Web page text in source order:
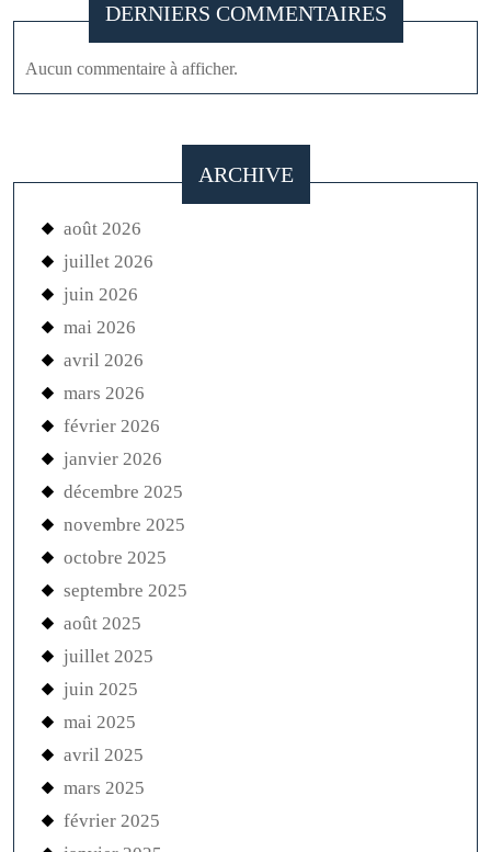
DERNIERS COMMENTAIRES
Aucun commentaire à afficher.
ARCHIVE
août 2026
juillet 2026
juin 2026
mai 2026
avril 2026
mars 2026
février 2026
janvier 2026
décembre 2025
novembre 2025
octobre 2025
septembre 2025
août 2025
juillet 2025
juin 2025
mai 2025
avril 2025
mars 2025
février 2025